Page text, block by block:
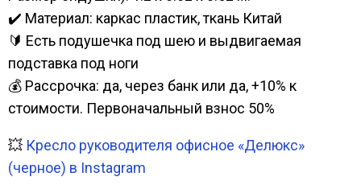
✔️ Материал: каркас пластик, ткань Китай
🔰 Есть подушечка под шею и выдвигаемая
подставка под ноги
💰 Рассрочка: да, через банк или да, +10% к
стоимости. Первоначальный взнос 50%
💥 Кресло руководителя офисное «Делюкс»
(черное) в Instagram